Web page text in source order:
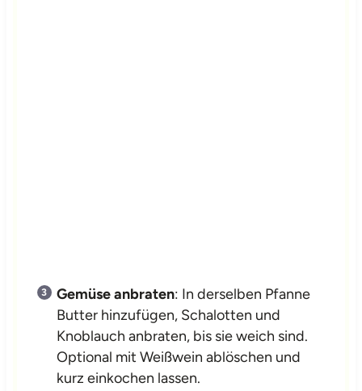
Gemüse anbraten: In derselben Pfanne
Butter hinzufügen, Schalotten und
Knoblauch anbraten, bis sie weich sind.
Optional mit Weißwein ablöschen und
kurz einkochen lassen.